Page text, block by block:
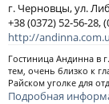
г. Черновцы, ул.
+38 (0372) 52-56-28,
http://
Гостиница Андинна в
тем, очень близко к
Райском уголке для
Подробная